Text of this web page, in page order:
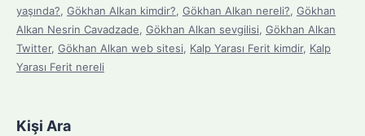
yaşında?, Gökhan Alkan kimdir?, Gökhan Alkan nereli?, Gökhan
Alkan Nesrin Cavadzade, Gökhan Alkan sevgilisi, Gökhan Alkan
Twitter, Gökhan Alkan web sitesi, Kalp Yarası Ferit kimdir, Kalp
Yarası Ferit nereli
Kişi Ara